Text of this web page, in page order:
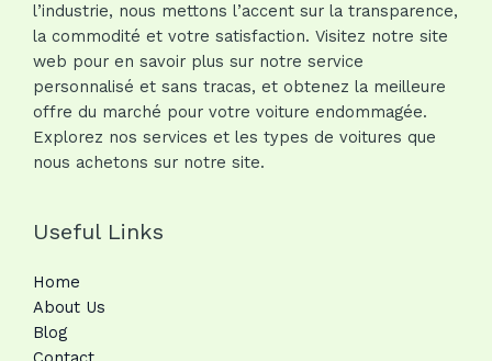
l’industrie, nous mettons l’accent sur la transparence,
la commodité et votre satisfaction. Visitez notre site
web pour en savoir plus sur notre service
personnalisé et sans tracas, et obtenez la meilleure
offre du marché pour votre voiture endommagée.
Explorez nos services et les types de voitures que
nous achetons sur notre site.
Useful Links
Home
About Us
Blog